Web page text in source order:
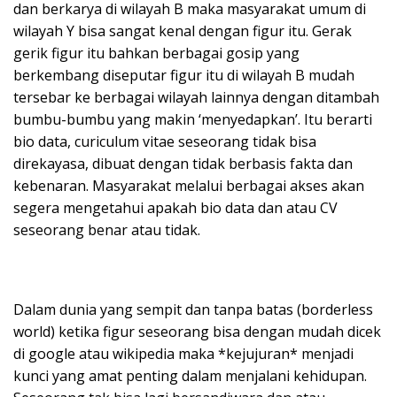
dan berkarya di wilayah B maka masyarakat umum di
wilayah Y bisa sangat kenal dengan figur itu. Gerak
gerik figur itu bahkan berbagai gosip yang
berkembang diseputar figur itu di wilayah B mudah
tersebar ke berbagai wilayah lainnya dengan ditambah
bumbu-bumbu yang makin ‘menyedapkan’. Itu berarti
bio data, curiculum vitae seseorang tidak bisa
direkayasa, dibuat dengan tidak berbasis fakta dan
kebenaran. Masyarakat melalui berbagai akses akan
segera mengetahui apakah bio data dan atau CV
seseorang benar atau tidak.
Dalam dunia yang sempit dan tanpa batas (borderless
world) ketika figur seseorang bisa dengan mudah dicek
di google atau wikipedia maka *kejujuran* menjadi
kunci yang amat penting dalam menjalani kehidupan.